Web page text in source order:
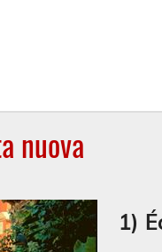
nuova
1)